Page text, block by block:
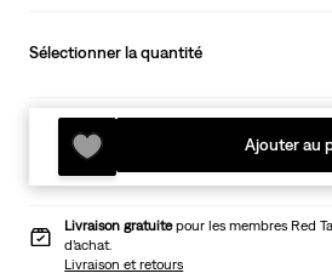
Sélectionner la quantité
Ajouter au
Livraison gratuitepour les membres Red
d’achat.
Livraison et retours